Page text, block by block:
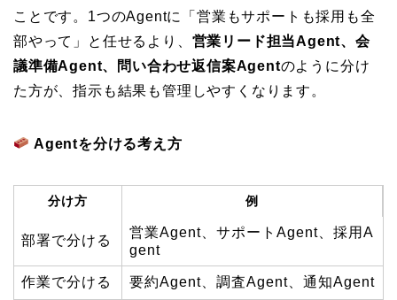
ことです。1つのAgentに「営業もサポートも採用も全
部やって」と任せるより、 営業リード担当Agent、会
議準備Agent、問い合わせ返信案Agentのように分け
た方が、指示も結果も管理しやすくなります。
Agentを分ける考え方
分け方 例
部署で分ける
営業Agent、サポートAgent、採用A
gent
作業で分ける 要約Agent、調査Agent、通知Agent